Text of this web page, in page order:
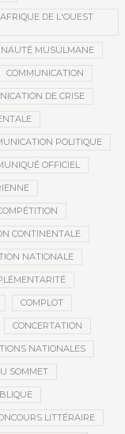
DE L'OUEST
MUSULMANE
COMMUNICATION
DE CRISE
POLITIQUE
OFFICIEL
CONTINENTALE
NATIONALE
COMPLOT
CONCERTATION
NATIONALES
SOMMET
LITTÉRAIRE